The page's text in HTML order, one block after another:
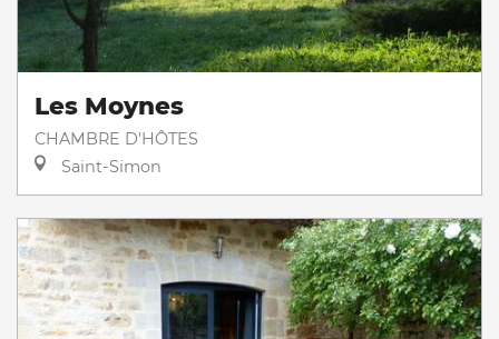
Les Moynes
CHAMBRE D'HÔTES
Saint-Simon